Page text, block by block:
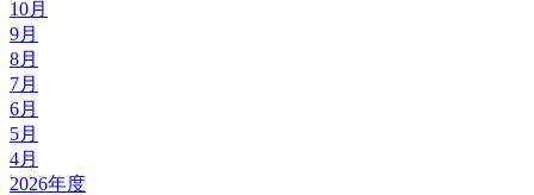
10月
9月
8月
7月
6月
5月
4月
2026年度